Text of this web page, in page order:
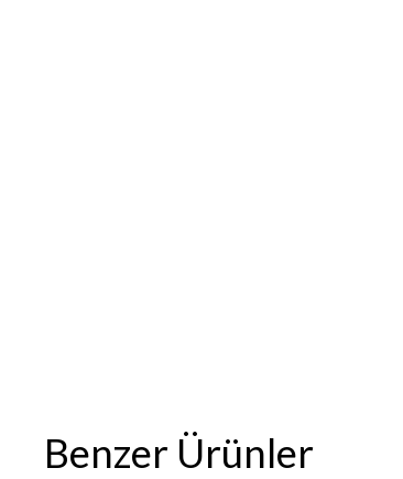
Benzer Ürünler